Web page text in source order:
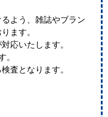
よう、雑誌やブラン
ます。
応いたします。
。
査となります。